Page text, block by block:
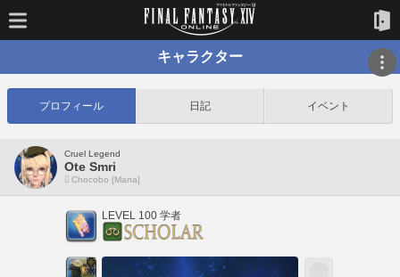
キャラクター
プロフィール 日記 イベント
Cruel Legend
Ote Smri
Chocobo [Mana]
LEVEL 100 学者